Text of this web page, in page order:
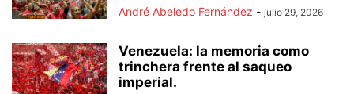
André Abeledo Fernández - julio 29, 2026
Venezuela: la memoria como
trinchera frente al saqueo
imperial.